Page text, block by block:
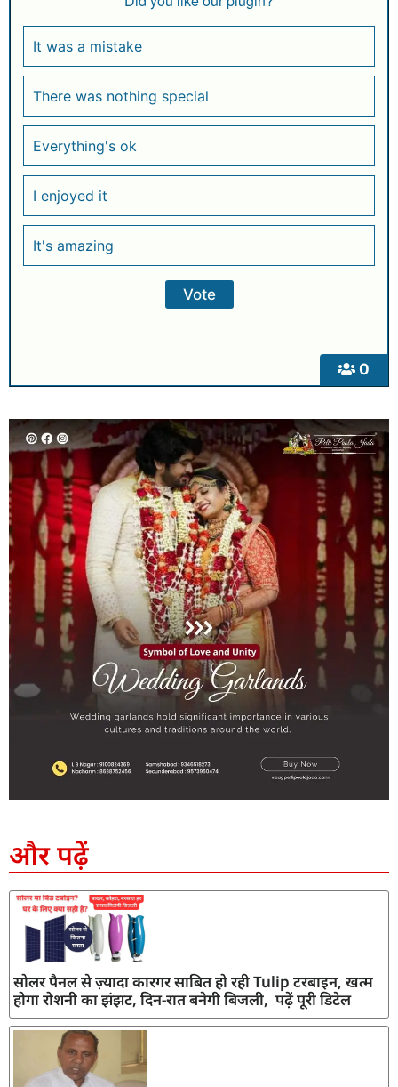
0
It was a mistake
There was nothing special
Everything's ok
I enjoyed it
It's amazing
और पढ़ें
सोलर पैनल से ज़्यादा कारगर साबित हो रही Tulip टरबाइन, खत्म
होगा रोशनी का झंझट, दिन-रात बनेगी बिजली, पढ़ें पूरी डिटेल